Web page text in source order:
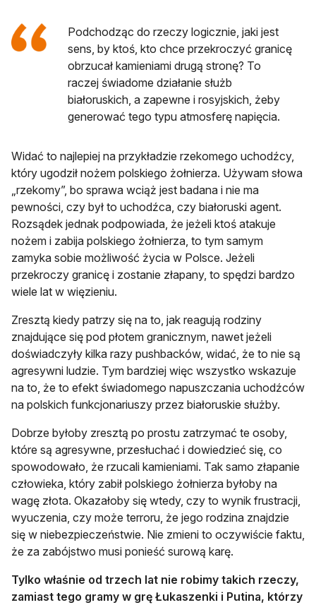
Podchodząc do rzeczy logicznie, jaki jest
sens, by ktoś, kto chce przekroczyć granicę
obrzucał kamieniami drugą stronę? To
raczej świadome działanie służb
białoruskich, a zapewne i rosyjskich, żeby
generować tego typu atmosferę napięcia.
Widać to najlepiej na przykładzie rzekomego uchodźcy,
który ugodził nożem polskiego żołnierza. Używam słowa
„rzekomy”, bo sprawa wciąż jest badana i nie ma
pewności, czy był to uchodźca, czy białoruski agent.
Rozsądek jednak podpowiada, że jeżeli ktoś atakuje
nożem i zabija polskiego żołnierza, to tym samym
zamyka sobie możliwość życia w Polsce. Jeżeli
przekroczy granicę i zostanie złapany, to spędzi bardzo
wiele lat w więzieniu.
Zresztą kiedy patrzy się na to, jak reagują rodziny
znajdujące się pod płotem granicznym, nawet jeżeli
doświadczyły kilka razy pushbacków, widać, że to nie są
agresywni ludzie. Tym bardziej więc wszystko wskazuje
na to, że to efekt świadomego napuszczania uchodźców
na polskich funkcjonariuszy przez białoruskie służby.
Dobrze byłoby zresztą po prostu zatrzymać te osoby,
które są agresywne, przesłuchać i dowiedzieć się, co
spowodowało, że rzucali kamieniami. Tak samo złapanie
człowieka, który zabił polskiego żołnierza byłoby na
wagę złota. Okazałoby się wtedy, czy to wynik frustracji,
wyuczenia, czy może terroru, że jego rodzina znajdzie
się w niebezpieczeństwie. Nie zmieni to oczywiście faktu,
że za zabójstwo musi ponieść surową karę.
Tylko właśnie od trzech lat nie robimy takich rzeczy,
zamiast tego gramy w grę Łukaszenki i Putina, którzy